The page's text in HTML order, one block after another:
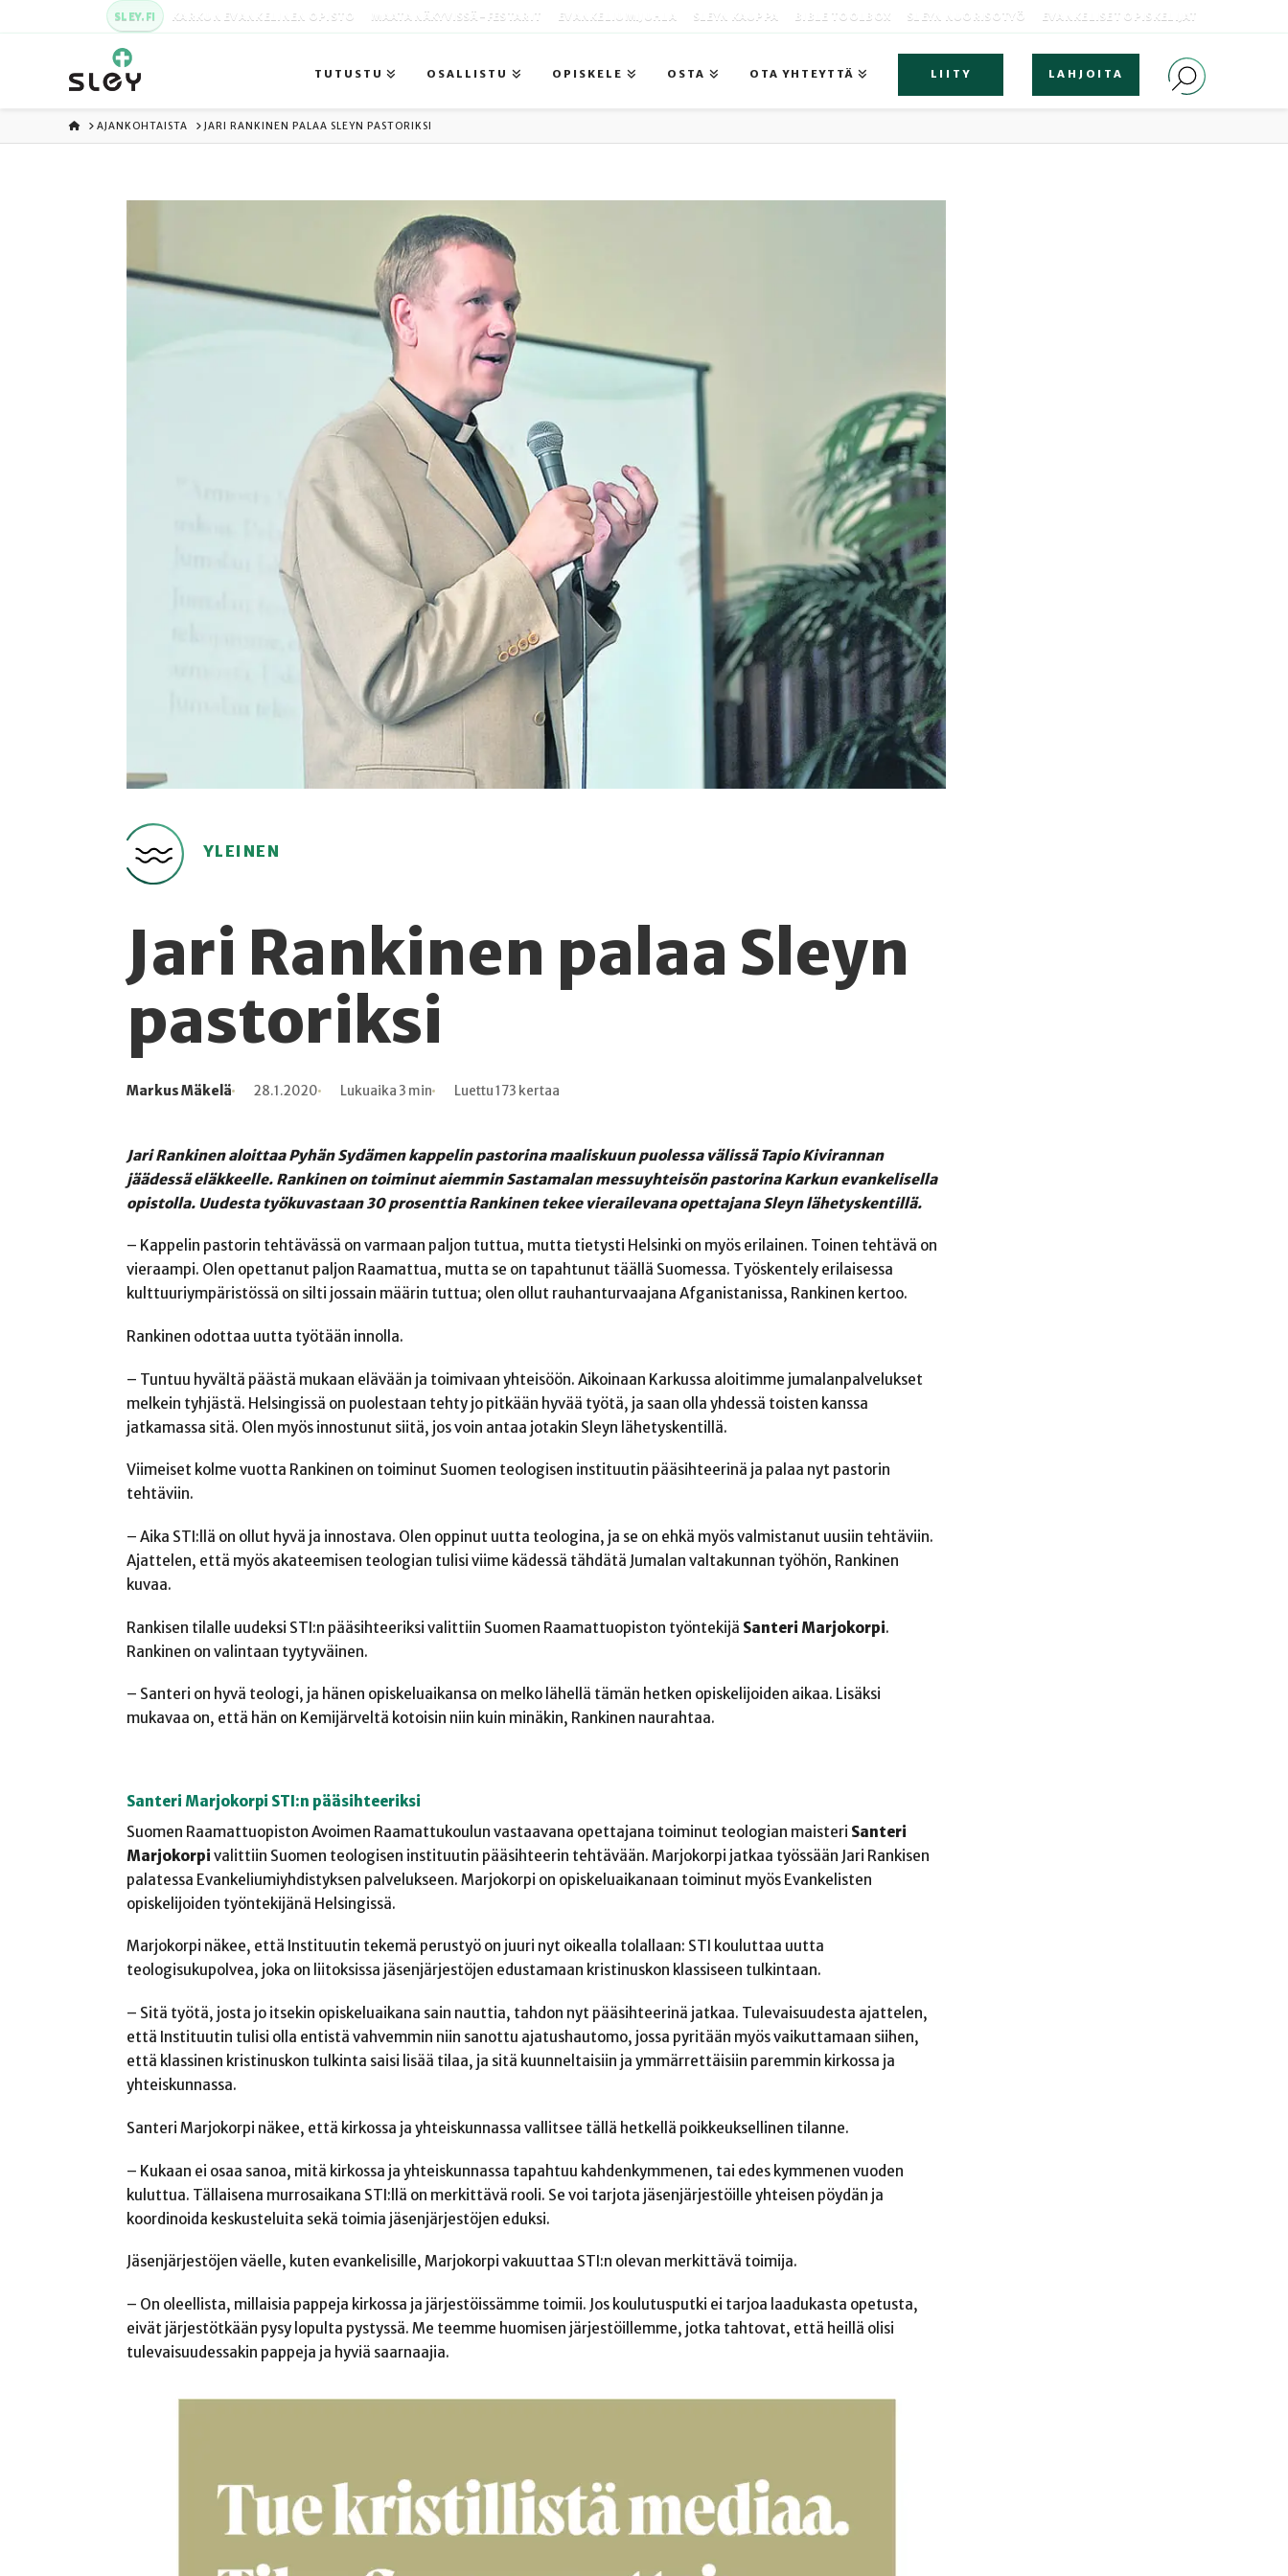
SLEY.FI KARKUN EVANKELINEN OPISTO MAATA NÄKYVISSÄ -FESTARIT EVANKELIUMIJUHLA SLEYN KAUPPA BIBLE TOOLBOX SLEYN NUORISOTYÖ EVANKELISET OPISKELIJAT
TUTUSTU OSALLISTU OPISKELE OSTA OTA YHTEYTTÄ LIITY LAHJOITA
ETUSIVU
AJANKOHTAISTA JARI RANKINEN PALAA SLEYN PASTORIKSI
YLEINEN
Jari Rankinen palaa Sleyn
pastoriksi
Kirjoittaja
Markus Mäkelä
Julkaistu 28.1.2020
Lukuaika Lukuaika 3 min
Lukukertoja Luettu 173 kertaa
Jari Rankinen aloittaa Pyhän Sydämen kappelin pastorina maaliskuun puolessa välissä Tapio Kivirannan
jäädessä eläkkeelle. Rankinen on toiminut aiemmin Sastamalan messuyhteisön pastorina Karkun evankelisella
opistolla. Uudesta työkuvastaan 30 prosenttia Rankinen tekee vierailevana opettajana Sleyn lähetyskentillä.
– Kappelin pastorin tehtävässä on varmaan paljon tuttua, mutta tietysti Helsinki on myös erilainen. Toinen tehtävä on
vieraampi. Olen opettanut paljon Raamattua, mutta se on tapahtunut täällä Suomessa. Työskentely erilaisessa
kulttuuriympäristössä on silti jossain määrin tuttua; olen ollut rauhanturvaajana Afganistanissa, Rankinen kertoo.
Rankinen odottaa uutta työtään innolla.
– Tuntuu hyvältä päästä mukaan elävään ja toimivaan yhteisöön. Aikoinaan Karkussa aloitimme jumalanpalvelukset
melkein tyhjästä. Helsingissä on puolestaan tehty jo pitkään hyvää työtä, ja saan olla yhdessä toisten kanssa
jatkamassa sitä. Olen myös innostunut siitä, jos voin antaa jotakin Sleyn lähetyskentillä.
Viimeiset kolme vuotta Rankinen on toiminut Suomen teologisen instituutin pääsihteerinä ja palaa nyt pastorin
tehtäviin.
– Aika STI:llä on ollut hyvä ja innostava. Olen oppinut uutta teologina, ja se on ehkä myös valmistanut uusiin tehtäviin.
Ajattelen, että myös akateemisen teologian tulisi viime kädessä tähdätä Jumalan valtakunnan työhön, Rankinen
kuvaa.
Rankisen tilalle uudeksi STI:n pääsihteeriksi valittiin Suomen Raamattuopiston työntekijä Santeri Marjokorpi.
Rankinen on valintaan tyytyväinen.
– Santeri on hyvä teologi, ja hänen opiskeluaikansa on melko lähellä tämän hetken opiskelijoiden aikaa. Lisäksi
mukavaa on, että hän on Kemijärveltä kotoisin niin kuin minäkin, Rankinen naurahtaa.
Santeri Marjokorpi STI:n pääsihteeriksi
Suomen Raamattuopiston Avoimen Raamattukoulun vastaavana opettajana toiminut teologian maisteri Santeri
Marjokorpi valittiin Suomen teologisen instituutin pääsihteerin tehtävään. Marjokorpi jatkaa työssään Jari Rankisen
palatessa Evankeliumiyhdistyksen palvelukseen. Marjokorpi on opiskeluaikanaan toiminut myös Evankelisten
opiskelijoiden työntekijänä Helsingissä.
Marjokorpi näkee, että Instituutin tekemä perustyö on juuri nyt oikealla tolallaan: STI kouluttaa uutta
teologisukupolvea, joka on liitoksissa jäsenjärjestöjen edustamaan kristinuskon klassiseen tulkintaan.
– Sitä työtä, josta jo itsekin opiskeluaikana sain nauttia, tahdon nyt pääsihteerinä jatkaa. Tulevaisuudesta ajattelen,
että Instituutin tulisi olla entistä vahvemmin niin sanottu ajatushautomo, jossa pyritään myös vaikuttamaan siihen,
että klassinen kristinuskon tulkinta saisi lisää tilaa, ja sitä kuunneltaisiin ja ymmärrettäisiin paremmin kirkossa ja
yhteiskunnassa.
Santeri Marjokorpi näkee, että kirkossa ja yhteiskunnassa vallitsee tällä hetkellä poikkeuksellinen tilanne.
– Kukaan ei osaa sanoa, mitä kirkossa ja yhteiskunnassa tapahtuu kahdenkymmenen, tai edes kymmenen vuoden
kuluttua. Tällaisena murrosaikana STI:llä on merkittävä rooli. Se voi tarjota jäsenjärjestöille yhteisen pöydän ja
koordinoida keskusteluita sekä toimia jäsenjärjestöjen eduksi.
Jäsenjärjestöjen väelle, kuten evankelisille, Marjokorpi vakuuttaa STI:n olevan merkittävä toimija.
– On oleellista, millaisia pappeja kirkossa ja järjestöissämme toimii. Jos koulutusputki ei tarjoa laadukasta opetusta,
eivät järjestötkään pysy lopulta pystyssä. Me teemme huomisen järjestöillemme, jotka tahtovat, että heillä olisi
tulevaisuudessakin pappeja ja hyviä saarnaajia.